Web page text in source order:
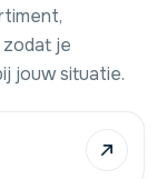
je
jouw situatie.